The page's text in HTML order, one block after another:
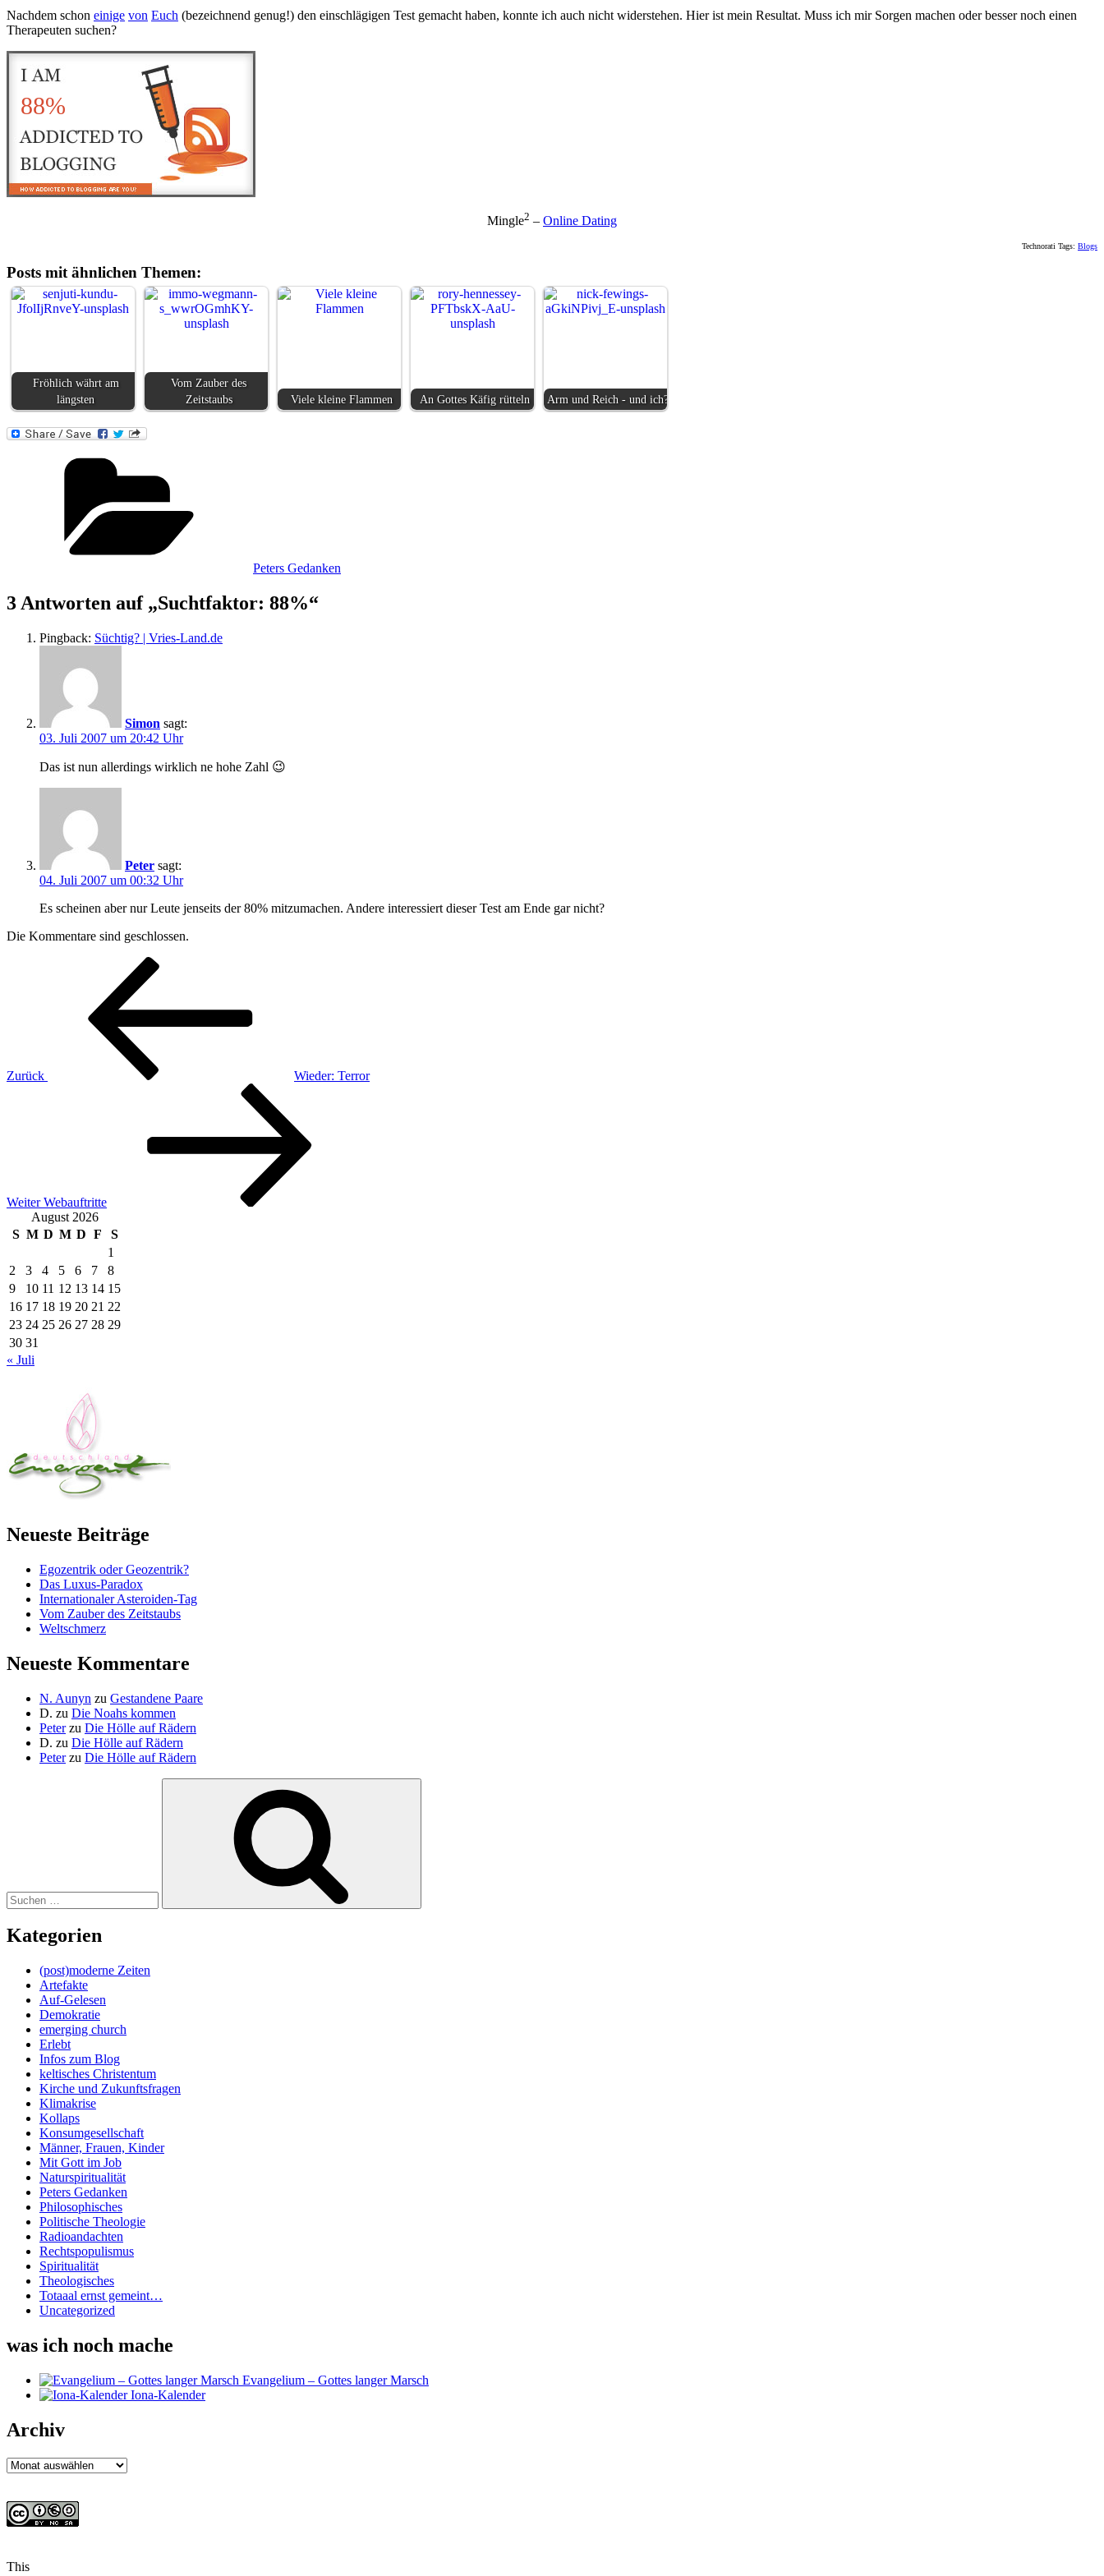
Nachdem schon einige von Euch (bezeichnend genug!) den einschlägigen Test gemacht haben, konnte ich auch nicht widerstehen. Hier ist mein Resultat. Muss ich mir Sorgen machen oder besser noch einen
Therapeuten suchen?
88%
Mingle2 – Online Dating
Technorati Tags: Blogs
Posts mit ähnlichen Themen:
Fröhlich währt am
längsten
Vom Zauber des
Zeitstaubs
Viele kleine Flammen An Gottes Käfig rütteln Arm und Reich - und ich?
Peters Gedanken
3 Antworten auf „Suchtfaktor: 88%“
Pingback: Süchtig? | Vries-Land.de
Simon sagt:
03. Juli 2007 um 20:42 Uhr
Das ist nun allerdings wirklich ne hohe Zahl 😉
Peter sagt:
04. Juli 2007 um 00:32 Uhr
Es scheinen aber nur Leute jenseits der 80% mitzumachen. Andere interessiert dieser Test am Ende gar nicht?
Die Kommentare sind geschlossen.
Beitragsnavigation
Zurück
Wieder: Terror
Weiter Webauftritte
August 2026
S M D M D F
S
1
2
3 4 5 6 7
8
9
10 11 12 13 14 15
16 17 18 19 20 21 22
23 24 25 26 27 28 29
30 31
« Juli
Neueste Beiträge
Egozentrik oder Geozentrik?
Das Luxus-Paradox
Internationaler Asteroiden-Tag
Vom Zauber des Zeitstaubs
Weltschmerz
Neueste Kommentare
N. Aunyn zu Gestandene Paare
D. zu Die Noahs kommen
Peterzu Die Hölle auf Rädern
D. zu Die Hölle auf Rädern
Peterzu Die Hölle auf Rädern
Kategorien
(post)moderne Zeiten
Artefakte
Auf-Gelesen
Demokratie
emerging church
Erlebt
Infos zum Blog
keltisches Christentum
Kirche und Zukunftsfragen
Klimakrise
Kollaps
Konsumgesellschaft
Männer, Frauen, Kinder
Mit Gott im Job
Naturspiritualität
Peters Gedanken
Philosophisches
Politische Theologie
Radioandachten
Rechtspopulismus
Spiritualität
Theologisches
Totaaal ernst gemeint…
Uncategorized
was ich noch mache
Evangelium – Gottes langer Marsch
Iona-Kalender
Archiv
Archiv
This